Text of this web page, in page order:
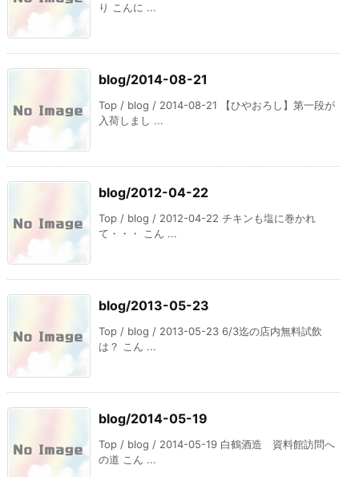
り こんに ...
blog/2014-08-21
Top / blog / 2014-08-21 【ひやおろし】第一段が
入荷しまし ...
blog/2012-04-22
Top / blog / 2012-04-22 チキンも塩に巻かれ
て・・・ こん ...
blog/2013-05-23
Top / blog / 2013-05-23 6/3迄の店内無料試飲
は？ こん ...
blog/2014-05-19
Top / blog / 2014-05-19 白鶴酒造 資料館訪問へ
の道 こん ...